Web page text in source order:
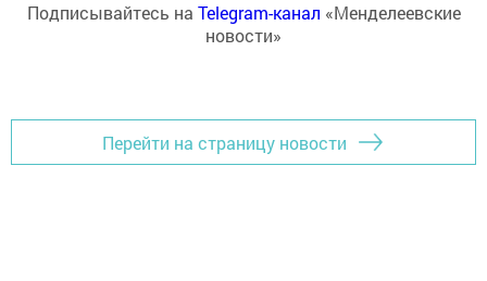
Подписывайтесь на Telegram-канал «Менделеевские
новости»
Перейти на страницу новости